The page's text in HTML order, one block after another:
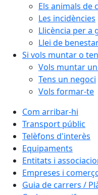
Els animals de
Les incidències
Llicència per a
Llei de
Si vols muntar o
Vols muntar
Tens un negoci
Vols formar-te
Com arribar-hi
Transport públic
Telèfons d'interès
Equipaments
Entitats i
Empreses i
Guia de carrers /